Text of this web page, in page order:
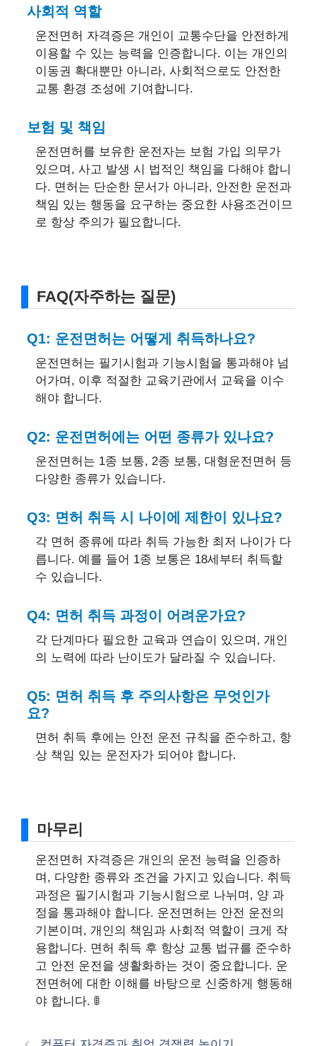
사회적 역할
운전면허 자격증은 개인이 교통수단을 안전하게
이용할 수 있는 능력을 인증합니다. 이는 개인의
이동권 확대뿐만 아니라, 사회적으로도 안전한
교통 환경 조성에 기여합니다.
보험 및 책임
운전면허를 보유한 운전자는 보험 가입 의무가
있으며, 사고 발생 시 법적인 책임을 다해야 합니
다. 면허는 단순한 문서가 아니라, 안전한 운전과
책임 있는 행동을 요구하는 중요한 사용조건이므
로 항상 주의가 필요합니다.
FAQ(자주하는 질문)
Q1: 운전면허는 어떻게 취득하나요?
운전면허는 필기시험과 기능시험을 통과해야 넘
어가며, 이후 적절한 교육기관에서 교육을 이수
해야 합니다.
Q2: 운전면허에는 어떤 종류가 있나요?
운전면허는 1종 보통, 2종 보통, 대형운전면허 등
다양한 종류가 있습니다.
Q3: 면허 취득 시 나이에 제한이 있나요?
각 면허 종류에 따라 취득 가능한 최저 나이가 다
릅니다. 예를 들어 1종 보통은 18세부터 취득할
수 있습니다.
Q4: 면허 취득 과정이 어려운가요?
각 단계마다 필요한 교육과 연습이 있으며, 개인
의 노력에 따라 난이도가 달라질 수 있습니다.
Q5: 면허 취득 후 주의사항은 무엇인가
요?
면허 취득 후에는 안전 운전 규칙을 준수하고, 항
상 책임 있는 운전자가 되어야 합니다.
마무리
운전면허 자격증은 개인의 운전 능력을 인증하
며, 다양한 종류와 조건을 가지고 있습니다. 취득
과정은 필기시험과 기능시험으로 나뉘며, 양 과
정을 통과해야 합니다. 운전면허는 안전 운전의
기본이며, 개인의 책임과 사회적 역할이 크게 작
용합니다. 면허 취득 후 항상 교통 법규를 준수하
고 안전 운전을 생활화하는 것이 중요합니다. 운
전면허에 대한 이해를 바탕으로 신중하게 행동해
야 합니다. 🚦